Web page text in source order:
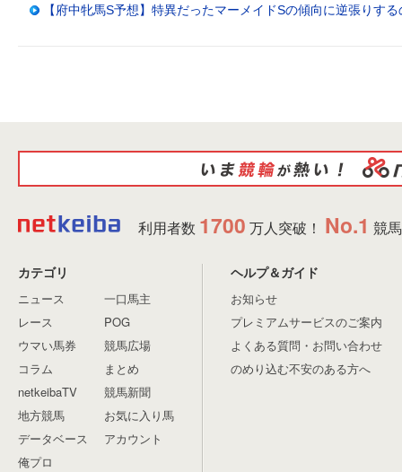
【府中牝馬S予想】特異だったマーメイドSの傾向に逆張りす
利用者数 1700 万人突破！ No.1 競
カテゴリ
ニュース
レース
ウマい馬券
コラム
netkeibaTV
地方競馬
データベース
俺プロ
一口馬主
POG
競馬広場
まとめ
競馬新聞
お気に入り馬
アカウント
ヘルプ＆ガイド
お知らせ
プレミアムサービスのご案内
よくある質問・お問い合わせ
のめり込む不安のある方へ